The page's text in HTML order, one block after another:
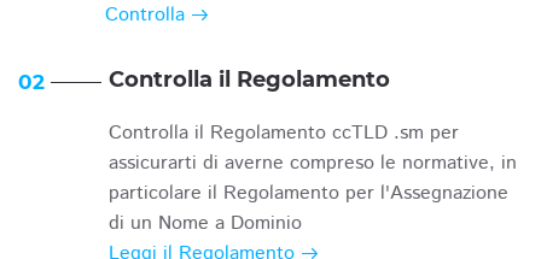
Controlla
02 Controlla il Regolamento
Controlla il Regolamento ccTLD .sm per
assicurarti di averne compreso le normative, in
particolare il Regolamento per l'Assegnazione
di un Nome a Dominio